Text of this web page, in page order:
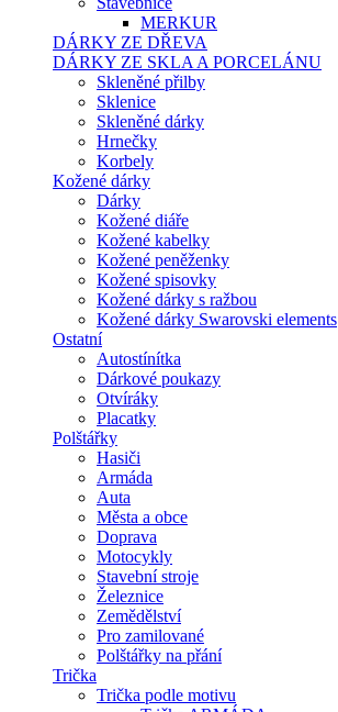
MERKUR
DÁRKY ZE DŘEVA
DÁRKY ZE SKLA A PORCELÁNU
Skleněné přilby
Sklenice
Skleněné dárky
Hrnečky
Korbely
Kožené dárky
Dárky
Kožené diáře
Kožené kabelky
Kožené peněženky
Kožené spisovky
Kožené dárky s ražbou
Kožené dárky Swarovski elements
Ostatní
Autostínítka
Dárkové poukazy
Otvíráky
Placatky
Polštářky
Hasiči
Armáda
Auta
Města a obce
Doprava
Motocykly
Stavební stroje
Železnice
Zemědělství
Pro zamilované
Polštářky na přání
Trička
Trička podle motivu